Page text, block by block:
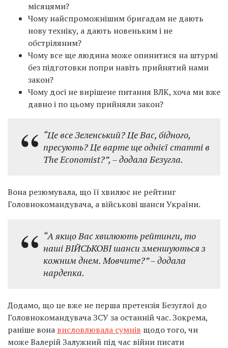
місяцями?
Чому найспроможнішим бригадам не дають
нову техніку, а дають новеньким і не
обстріляним?
Чому все ще людина може опинитися на штурмі
без підготовки попри навіть прийнятий нами
закон?
Чому досі не вирішене питання ВЛК, хоча ми вже
давно і по цьому прийняли закон?
“Це все Зеленський? Це Вас, бідного,
пресують? Це варте ще однієї статті в
The Economist?”, – додала Безугла.
Вона резюмувала, що її хвилює не рейтинг
Головнокомандувача, а військові шанси України.
“А якщо Вас хвилюють рейтинги, то
наші ВІЙСЬКОВІ шанси зменшуються з
кожним днем. Мовчите?” – додала
нардепка.
Додамо, що це вже не перша претензія Безуглої до
Головнокомандувача ЗСУ за останній час. Зокрема,
раніше вона висловлювала сумнів щодо того, чи
може Валерій Залужний під час війни писати